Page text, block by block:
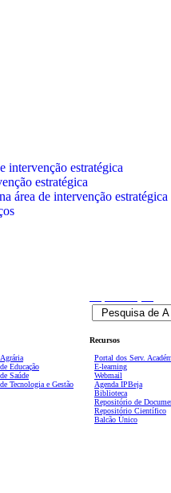
intervenção estratégica
estratégica
área de intervenção estratégica
Agrária
Educação
Saúde
Tecnologia e Gestão
Recursos
Portal dos Serv.
E-learning
Webmail
Agenda IPBeja
Biblioteca
Repositório de
Repositório Científico
Balcão Único